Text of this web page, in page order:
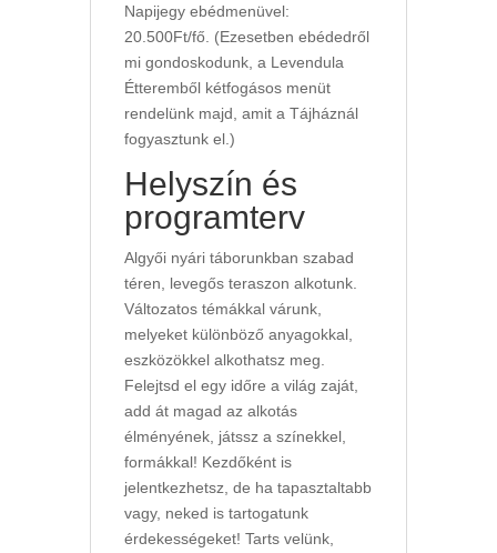
Napijegy ebédmenüvel:
20.500Ft/fő. (Ezesetben ebédedről
mi gondoskodunk, a Levendula
Étteremből kétfogásos menüt
rendelünk majd, amit a Tájháznál
fogyasztunk el.)
Helyszín és
programterv
Algyői nyári táborunkban szabad
téren, levegős teraszon alkotunk.
Változatos témákkal várunk,
melyeket különböző anyagokkal,
eszközökkel alkothatsz meg.
Felejtsd el egy időre a világ zaját,
add át magad az alkotás
élményének, játssz a színekkel,
formákkal! Kezdőként is
jelentkezhetsz, de ha tapasztaltabb
vagy, neked is tartogatunk
érdekességeket! Tarts velünk,